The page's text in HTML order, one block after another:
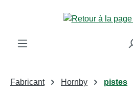
Passer au contenu principal
Fabricant Hornby pistes